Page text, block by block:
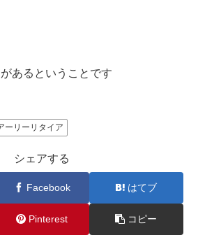
あるということです
ーリーリタイア
シェアする
Facebook はてブ
Pinterest コピー